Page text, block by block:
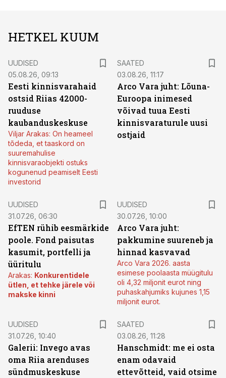
HETKEL KUUM
UUDISED
05.08.26, 09:13
Eesti kinnisvarahaid
ostsid Riias 42000-
ruuduse
kaubanduskeskuse
Viljar Arakas: On heameel
tõdeda, et taaskord on
suuremahulise
kinnisvaraobjekti ostuks
kogunenud peamiselt Eesti
investorid
SAATED
03.08.26, 11:17
Arco Vara juht: Lõuna-
Euroopa inimesed
võivad tuua Eesti
kinnisvaraturule uusi
ostjaid
UUDISED
31.07.26, 06:30
EfTEN rühib eesmärkide
poole. Fond paisutas
kasumit, portfelli ja
üüritulu
Arakas: Konkurentidele
ütlen, et tehke järele või
makske kinni
UUDISED
30.07.26, 10:00
Arco Vara juht:
pakkumine suureneb ja
hinnad kasvavad
Arco Vara 2026. aasta
esimese poolaasta müügitulu
oli 4,32 miljonit eurot ning
puhaskahjumiks kujunes 1,15
miljonit eurot.
UUDISED
31.07.26, 10:40
Galerii: Invego avas
oma Riia arenduses
sündmuskeskuse
SAATED
03.08.26, 11:28
Hanschmidt: me ei osta
enam odavaid
ettevõtteid, vaid otsime